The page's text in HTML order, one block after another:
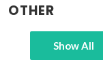
OTHER
Show All